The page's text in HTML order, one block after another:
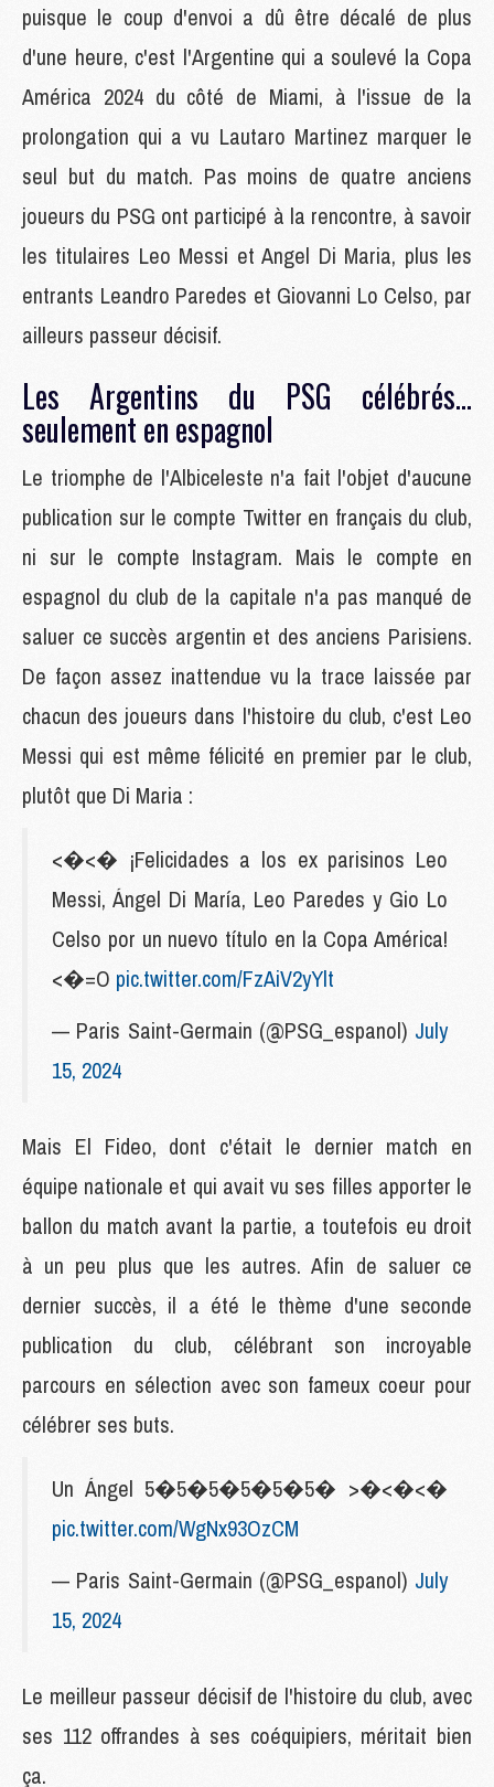
puisque le coup d'envoi a dû être décalé de plus
d'une heure, c'est l'Argentine qui a soulevé la Copa
América 2024 du côté de Miami, à l'issue de la
prolongation qui a vu Lautaro Martinez marquer le
seul but du match. Pas moins de quatre anciens
joueurs du PSG ont participé à la rencontre, à savoir
les titulaires Leo Messi et Angel Di Maria, plus les
entrants Leandro Paredes et Giovanni Lo Celso, par
ailleurs passeur décisif.
Les Argentins du PSG célébrés...
seulement en espagnol
Le triomphe de l'Albiceleste n'a fait l'objet d'aucune
publication sur le compte Twitter en français du club,
ni sur le compte Instagram. Mais le compte en
espagnol du club de la capitale n'a pas manqué de
saluer ce succès argentin et des anciens Parisiens.
De façon assez inattendue vu la trace laissée par
chacun des joueurs dans l'histoire du club, c'est Leo
Messi qui est même félicité en premier par le club,
plutôt que Di Maria :
<�<� ¡Felicidades a los ex parisinos Leo
Messi, Ángel Di María, Leo Paredes y Gio Lo
Celso por un nuevo título en la Copa América!
<�=O pic.twitter.com/FzAiV2yYlt
— Paris Saint-Germain (@PSG_espanol) July
15, 2024
Mais El Fideo, dont c'était le dernier match en
équipe nationale et qui avait vu ses filles apporter le
ballon du match avant la partie, a toutefois eu droit
à un peu plus que les autres. Afin de saluer ce
dernier succès, il a été le thème d'une seconde
publication du club, célébrant son incroyable
parcours en sélection avec son fameux coeur pour
célébrer ses buts.
Un Ángel 5�5�5�5�5�5� >�<�<�
pic.twitter.com/WgNx93OzCM
— Paris Saint-Germain (@PSG_espanol) July
15, 2024
Le meilleur passeur décisif de l'histoire du club, avec
ses 112 offrandes à ses coéquipiers, méritait bien
ça.